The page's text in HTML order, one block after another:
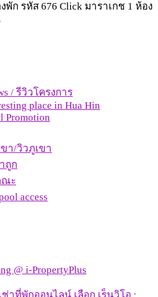
ก รหัส 676 Click มาราเกช 1 ห้อง
/ รีวิวโครงการ
place in Hua Hin
Promotion
า/วิวภูเขา
ถูก
ณะ
access
@ i-PropertyPlus